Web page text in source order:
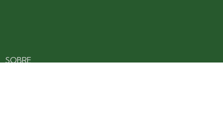
SOBRE